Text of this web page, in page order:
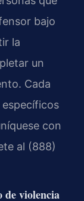
bajo
la
un
Cada
con
al (888)
de violencia